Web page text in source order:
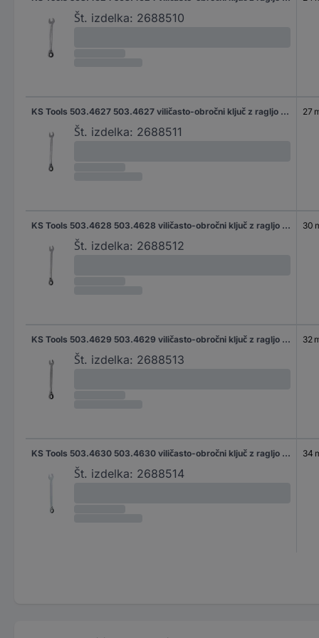
Št. izdelka: 2688510
KS Tools 503.4627 503.4627 viličasto-obročni ključ z ragljo Velikost ključa (metrična) (samo za naslov) 27 mm
Št. izdelka: 2688511
27
KS Tools 503.4628 503.4628 viličasto-obročni ključ z ragljo Velikost ključa (metrična) (samo za naslov) 30 mm
Št. izdelka: 2688512
30
KS Tools 503.4629 503.4629 viličasto-obročni ključ z ragljo Velikost ključa (metrična) (samo za naslov) 32 mm
Št. izdelka: 2688513
32
KS Tools 503.4630 503.4630 viličasto-obročni ključ z ragljo Velikost ključa (metrična) (samo za naslov) 34 mm
Št. izdelka: 2688514
34